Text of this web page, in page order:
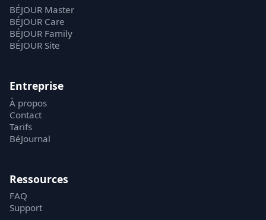
BÉJOUR Master
BÉJOUR Care
BÉJOUR Family
BÉJOUR Site
Entreprise
À propos
Contact
Tarifs
BéJournal
Ressources
FAQ
Support